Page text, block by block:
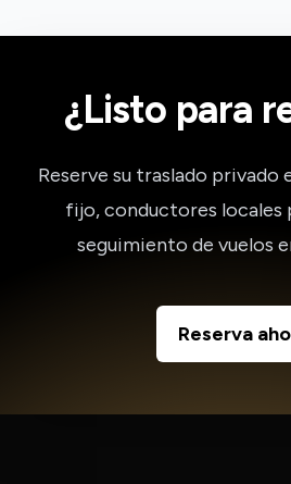
¿Listo para
Reserve su traslado privado
fijo, conductores locales
seguimiento de vuelos
Reserva